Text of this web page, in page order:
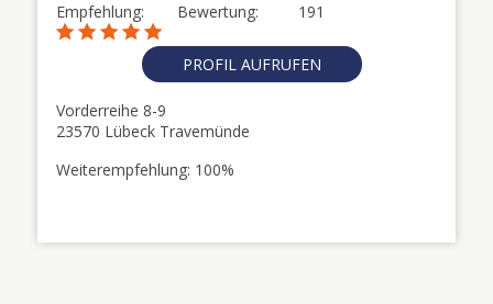
Empfehlung: 191
Bewertung:
PROFIL AUFRUFEN
Vorderreihe 8-9
23570 Lübeck Travemünde
Weiterempfehlung: 100%